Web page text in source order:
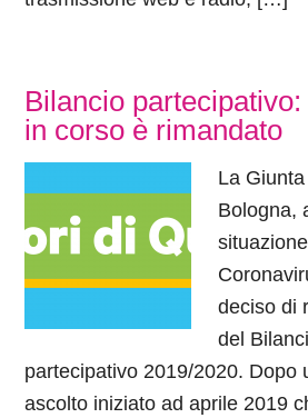
Bilancio
in corso è rimandato
La
Bologna,
deciso di
del
partecipativo 2019/2020. Dopo
ascolto iniziato ad aprile 2019